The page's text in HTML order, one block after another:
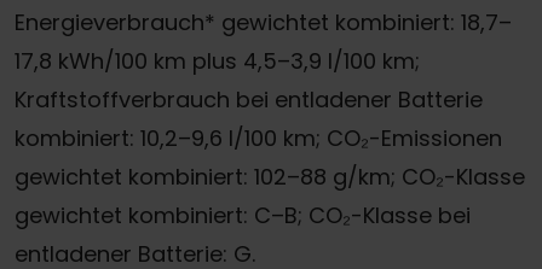
Energieverbrauch* gewichtet kombiniert: 18,7–
17,8 kWh/100 km plus 4,5–3,9 l/100 km;
Kraftstoffverbrauch bei entladener Batterie
kombiniert: 10,2–9,6 l/100 km; CO₂-Emissionen
gewichtet kombiniert: 102–88 g/km; CO₂-Klasse
gewichtet kombiniert: C–B; CO₂-Klasse bei
entladener Batterie: G.